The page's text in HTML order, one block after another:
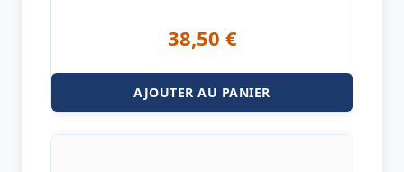
38,50 €
AJOUTER AU PANIER